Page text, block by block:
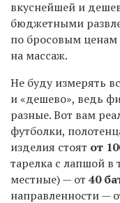
вкуснейшей и
бюджетными
по бросовым ценам
на массаж.
Не буду измерять
и «дешево», ведь
разные. Вот вам
футболки,
изделия стоят от
тарелка с лапшой в
местные) — от 40
направленности —